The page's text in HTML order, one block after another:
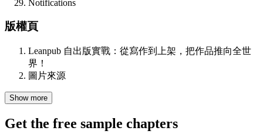
Notifications
版權頁
Leanpub 自出版實戰：從寫作到上架，把作品推向全世
界！
圖片來源
Show more
Get the free sample chapters